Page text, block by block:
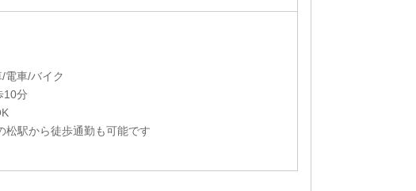
電車/バイク
10分
駅から徒歩通勤も可能です